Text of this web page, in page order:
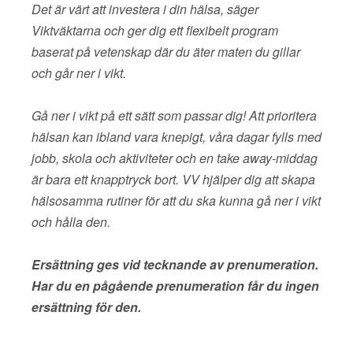
Det är värt att investera i din hälsa, säger
Viktväktarna och ger dig ett flexibelt program
baserat på vetenskap där du äter maten du gillar
och går ner i vikt.
Gå ner i vikt på ett sätt som passar dig! Att prioritera
hälsan kan ibland vara knepigt, våra dagar fylls med
jobb, skola och aktiviteter och en take away-middag
är bara ett knapptryck bort. VV hjälper dig att skapa
hälsosamma rutiner för att du ska kunna gå ner i vikt
och hålla den.
Ersättning ges vid tecknande av prenumeration.
Har du en pågående prenumeration får du ingen
ersättning för den.